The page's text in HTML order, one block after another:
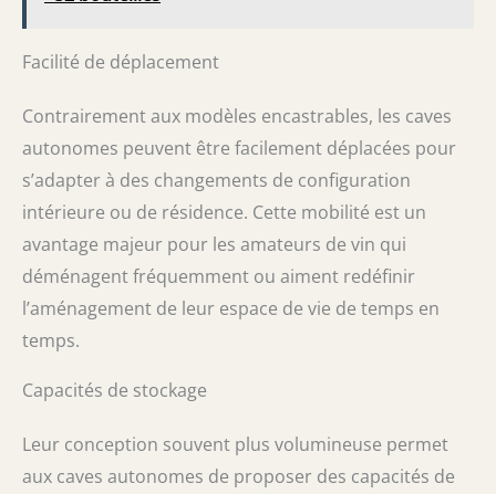
Facilité de déplacement
Contrairement aux modèles encastrables, les caves
autonomes peuvent être facilement déplacées pour
s’adapter à des changements de configuration
intérieure ou de résidence. Cette mobilité est un
avantage majeur pour les amateurs de vin qui
déménagent fréquemment ou aiment redéfinir
l’aménagement de leur espace de vie de temps en
temps.
Capacités de stockage
Leur conception souvent plus volumineuse permet
aux caves autonomes de proposer des capacités de